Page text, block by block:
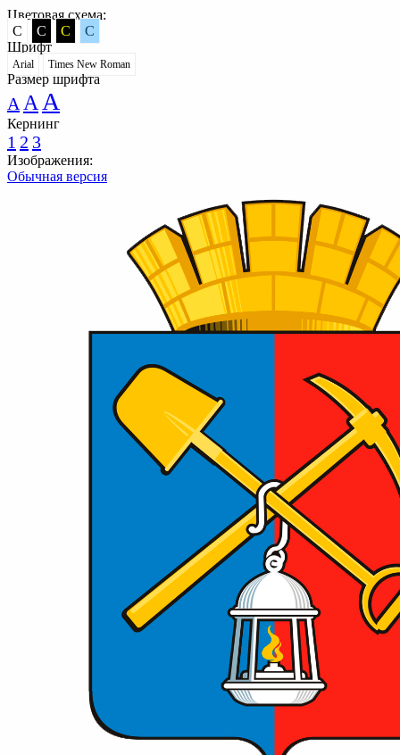
Цветовая схема:
C
C C
C
Шрифт
Arial Times New Roman
Размер шрифта
A A A
Кернинг
1 2 3
Изображения:
Обычная версия